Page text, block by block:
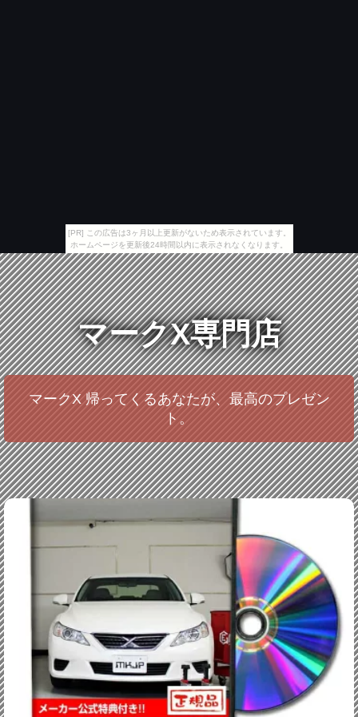
[PR] この広告は3ヶ月以上更新がないため表示されています。
ホームページを更新後24時間以内に表示されなくなります。
マークX専門店
マークX 帰ってくるあなたが、最高のプレゼン
ト。